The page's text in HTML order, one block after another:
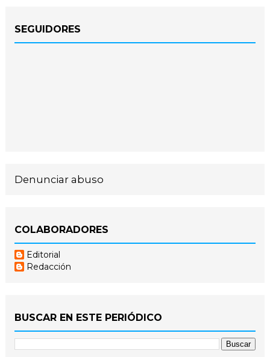
SEGUIDORES
Denunciar abuso
COLABORADORES
Editorial
Redacción
BUSCAR EN ESTE PERIÓDICO